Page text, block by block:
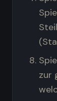
zur